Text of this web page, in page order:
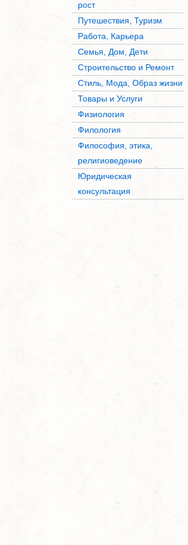
рост
Путешествия, Туризм
Работа, Карьера
Семья, Дом, Дети
Строительство и Ремонт
Стиль, Мода, Образ жизни
Товары и Услуги
Физиология
Филология
Философия, этика,
религиоведение
Юридическая
консультация